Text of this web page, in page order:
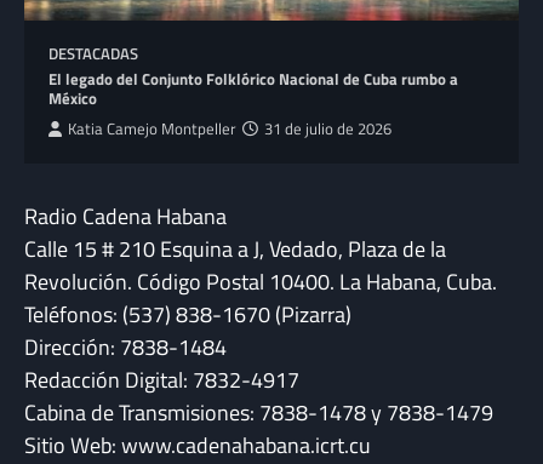
DESTACADAS
El legado del Conjunto Folklórico Nacional de Cuba rumbo a
México
Katia Camejo Montpeller 31 de julio de 2026
Radio Cadena Habana
Calle 15 # 210 Esquina a J, Vedado, Plaza de la
Revolución. Código Postal 10400. La Habana, Cuba.
Teléfonos: (537) 838-1670 (Pizarra)
Dirección: 7838-1484
Redacción Digital: 7832-4917
Cabina de Transmisiones: 7838-1478 y 7838-1479
Sitio Web: www.cadenahabana.icrt.cu